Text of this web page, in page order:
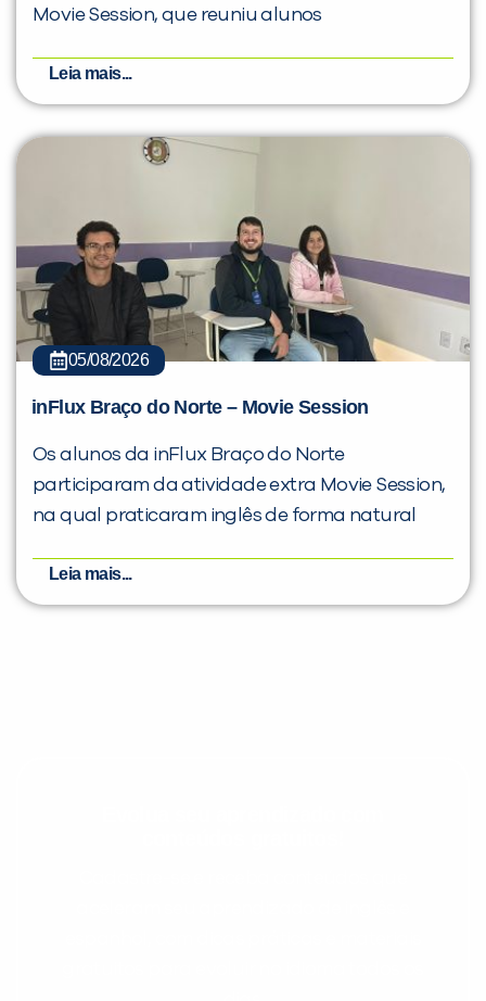
Movie Session, que reuniu alunos
Leia mais...
05/08/2026
inFlux Braço do Norte – Movie Session
Os alunos da inFlux Braço do Norte
participaram da atividade extra Movie Session,
na qual praticaram inglês de forma natural
Leia mais...